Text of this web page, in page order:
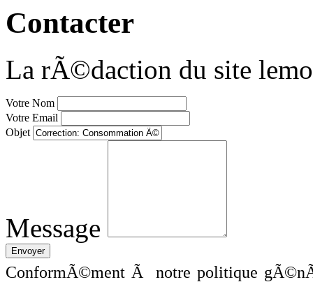
Contacter
La rÃ©daction du site
Votre Nom
Votre Email
Objet
Message
ConformÃ©ment Ã notre politique